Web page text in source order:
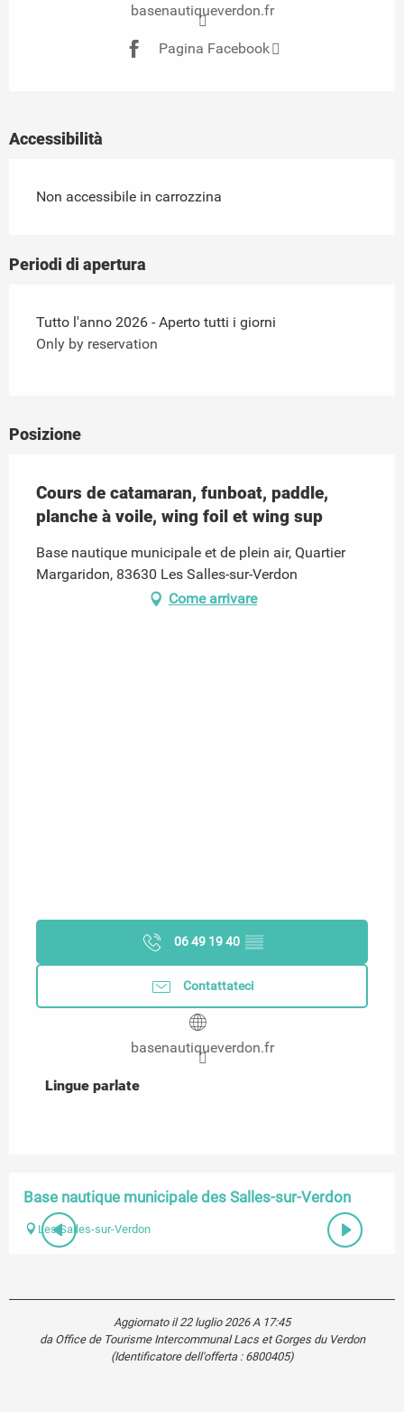
basenautiqueverdon.fr
Pagina Facebook
Accessibilità
Non accessibile in carrozzina
Periodi di apertura
Tutto l'anno 2026 - Aperto tutti i giorni
Only by reservation
Posizione
Cours de catamaran, funboat, paddle,
planche à voile, wing foil et wing sup
Base nautique municipale et de plein air, Quartier
Margaridon, 83630 Les Salles-sur-Verdon
Come arrivare
06 49 19 40 ▒▒
Contattateci
basenautiqueverdon.fr
Lingue parlate
Lingue parlate
Base nautique municipale des Salles-sur-Verdon
Les Salles-sur-Verdon
Aggiornato il 22 luglio 2026 A 17:45
da Office de Tourisme Intercommunal Lacs et Gorges du Verdon
(Identificatore dell'offerta : 6800405)